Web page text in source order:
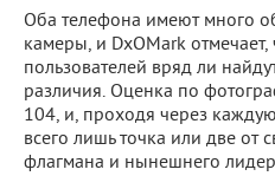
Оба телефона имеют много
камеры, и DxOMark
пользователей вряд ли
различия. Оценка по
104, и, проходя через
всего лишь точка или две от
флагмана и нынешнего